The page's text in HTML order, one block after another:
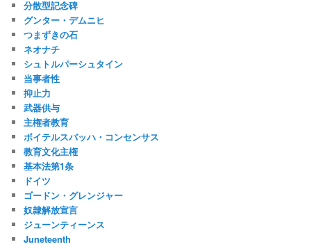
分散型記念碑
グンター・デムニヒ
つまずきの石
ネオナチ
シュトルパーシュタイン
当事者性
抑止力
武器供与
主権者教育
ボイテルスバッハ・コンセンサス
教育文化主権
基本法第1条
ドイツ
ゴードン・グレンジャー
奴隷解放宣言
ジューンティーンス
Juneteenth